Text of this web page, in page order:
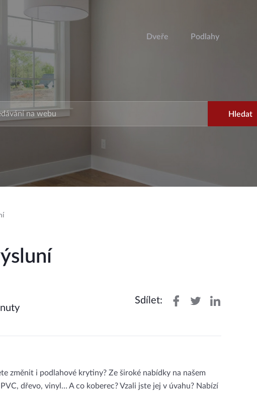
Dveře Podlahy
Sdílet:
změnit i podlahové krytiny? Ze široké nabídky na našem
dřevo, vinyl… A co koberec? Vzali jste jej v úvahu? Nabízí